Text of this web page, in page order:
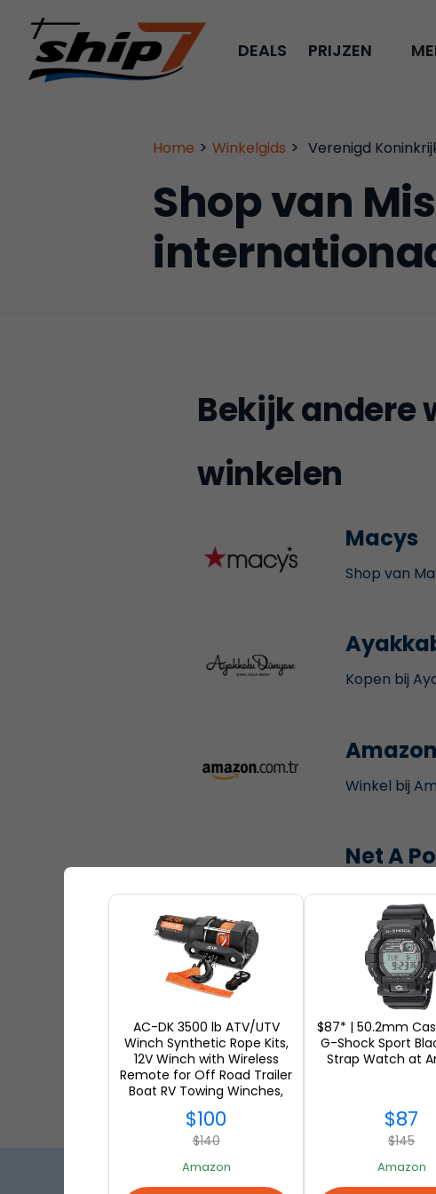
DEALS PRIJZEN
Home > Winkelgids > Verenigd
Shop van
Bekijk andere
winkelen
Macys
Shop van
Kopen bij
Winkel bij
Net A
Shop van
GoPro
GoPro-
AC-DK 3500 lb ATV/UTV
Winch Synthetic Rope Kits,
12V Winch with Wireless
Remote for Off Road Trailer
Boat RV Towing Winches,
Winch with Mounting Plate
and Wired Remote $99.98
$100
$140
Amazon
$87* | 50.2mm
G-Shock Sport
Strap Watch at
$87
$145
Amazon